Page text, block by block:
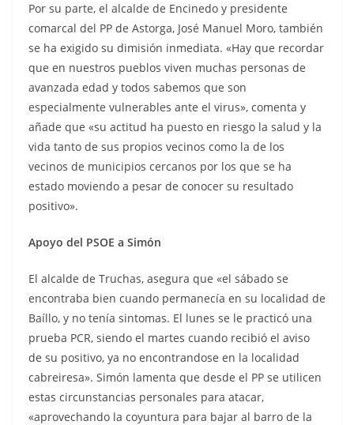
Por su parte, el alcalde de Encinedo y presidente
comarcal del PP de Astorga, José Manuel Moro, también
se ha exigido su dimisión inmediata. «Hay que recordar
que en nuestros pueblos viven muchas personas de
avanzada edad y todos sabemos que son
especialmente vulnerables ante el virus», comenta y
añade que «su actitud ha puesto en riesgo la salud y la
vida tanto de sus propios vecinos como la de los
vecinos de municipios cercanos por los que se ha
estado moviendo a pesar de conocer su resultado
positivo».
Apoyo del PSOE a Simón
El alcalde de Truchas, asegura que «el sábado se
encontraba bien cuando permanecía en su localidad de
Baíllo, y no tenía sintomas. El lunes se le practicó una
prueba PCR, siendo el martes cuando recibió el aviso
de su positivo, ya no encontrandose en la localidad
cabreiresa». Simón lamenta que desde el PP se utilicen
estas circunstancias personales para atacar,
«aprovechando la coyuntura para bajar al barro de la